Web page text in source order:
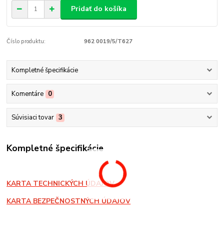
Pridať do košíka
Číslo produktu: 962 0019/5/T627
Kompletné špecifikácie
Komentáre 0
Súvisiaci tovar 3
Kompletné špecifikácie
KARTA TECHNICKÝCH ÚDAJOV
KARTA BEZPEČNOSTNÝCH ÚDAJOV